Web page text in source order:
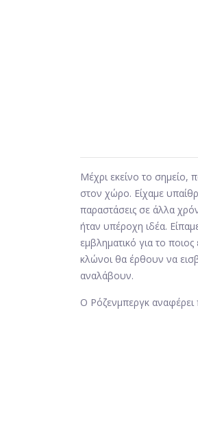
Μέχρι εκείνο το σημείο,
στον χώρο. Είχαμε
παραστάσεις σε άλλα
ήταν υπέροχη ιδέα.
εμβληματικό για το
κλώνοι θα έρθουν να
αναλάβουν.
Ο Ρόζενμπεργκ αναφέρει